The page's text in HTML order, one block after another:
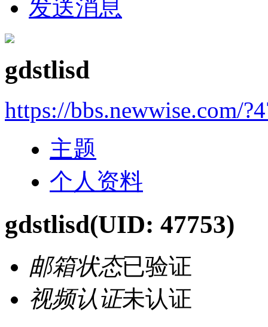
发送消息
gdstlisd
https://bbs.newwise.com/
主题
个人资料
gdstlisd(UID: 47753)
邮箱状态已验证
视频认证未认证